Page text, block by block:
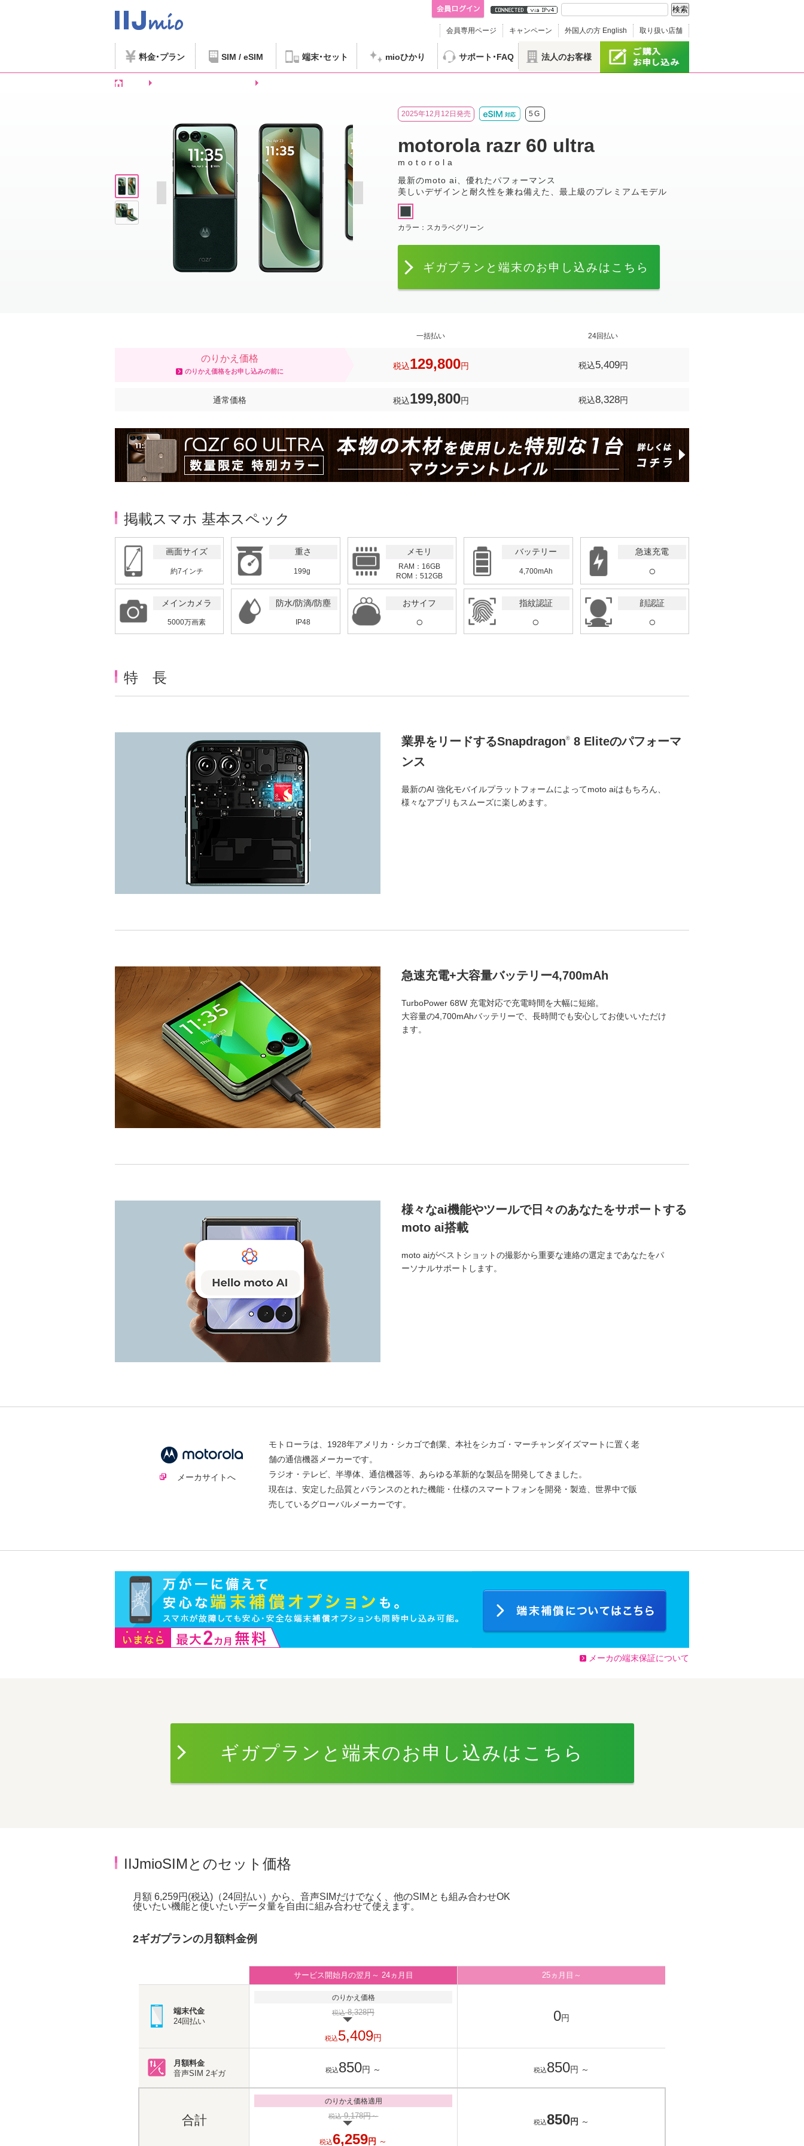
会員専用ページ キャンペーン 外国人の方 English 取り扱い店舗
料金 プラン SIM / eSIM 端末 セット mioひかり サポート FAQ 法人のお客様
2025年12月12日発売 5G
motorola razr 60 ultra
motorola
最新のmoto ai、優れたパフォーマンス
美しいデザインと耐久性を兼ね備えた、最上級のプレミアムモデル
カラー： スカラベグリーン
ギガプランと端末のお申し込みはこちら
一括払い 24回払い
のりかえ価格
のりかえ価格をお申し込みの前に
税込129,800円 税込5,409円
通常価格 税込199,800円 税込8,328円
掲載スマホ 基本スペック
画面サイズ
約7インチ
重さ
199g
メモリ
RAM：16GB
ROM：512GB
バッテリー
4,700mAh
急速充電
○
メインカメラ
5000万画素
防水/防滴/防塵
IP48
おサイフ
○
指紋認証
○
顔認証
○
特 長
業界をリードするSnapdragon® 8 Eliteのパフォーマ
ンス
最新のAI 強化モバイルプラットフォームによってmoto aiはもちろん、
様々なアプリもスムーズに楽しめます。
急速充電+大容量バッテリー4,700mAh
TurboPower 68W 充電対応で充電時間を大幅に短縮。
大容量の4,700mAhバッテリーで、長時間でも安心してお使いいただけ
ます。
様々なai機能やツールで日々のあなたをサポートする
moto ai搭載
moto aiがベストショットの撮影から重要な連絡の選定まであなたをパ
ーソナルサポートします。
メーカサイトへ
モトローラは、1928年アメリカ・シカゴで創業、本社をシカゴ・マーチャンダイズマートに置く老
舗の通信機器メーカーです。
ラジオ・テレビ、半導体、通信機器等、あらゆる革新的な製品を開発してきました。
現在は、安定した品質とバランスのとれた機能・仕様のスマートフォンを開発・製造、世界中で販
売しているグローバルメーカーです。
メーカの端末保証について
ギガプランと端末のお申し込みはこちら
IIJmioSIMとのセット価格
月額 6,259円(税込)（24回払い）から、音声SIMだけでなく、他のSIMとも組み合わせOK
使いたい機能と使いたいデータ量を自由に組み合わせて使えます。
2ギガプランの月額料金例
サービス開始月の翌月～ 24ヵ月目 25ヵ月目～
端末代金
24回払い
のりかえ価格
税込8,328円
税込5,409円
0円
月額料金
音声SIM 2ギガ 税込850円 ～ 税込850円 ～
合計
のりかえ価格適用
税込9,178円～
税込6,259円 ～
税込850円 ～